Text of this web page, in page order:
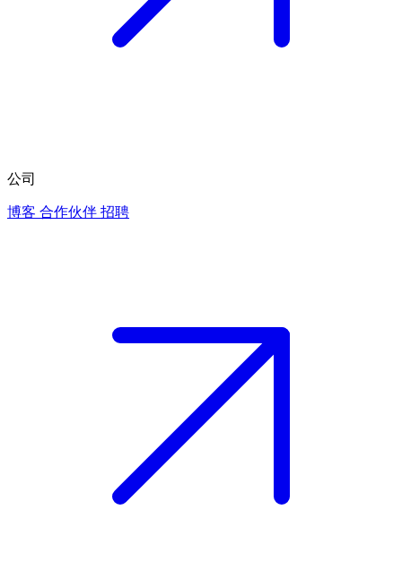
公司
博客 合作伙伴 招聘